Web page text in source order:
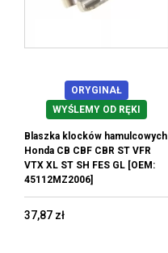
ORYGINAŁ
WYŚLEMY OD RĘKI
Blaszka klocków hamulcowych
Honda CB CBF CBR ST VFR
VTX XL ST SH FES GL [OEM:
45112MZ2006]
37,87 zł